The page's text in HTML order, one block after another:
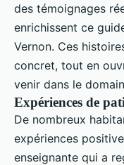
des témoignages
enrichissent ce
Vernon. Ces
concret, tout en
venir dans le
Expériences de
De nombreux
expériences
enseignante qui a